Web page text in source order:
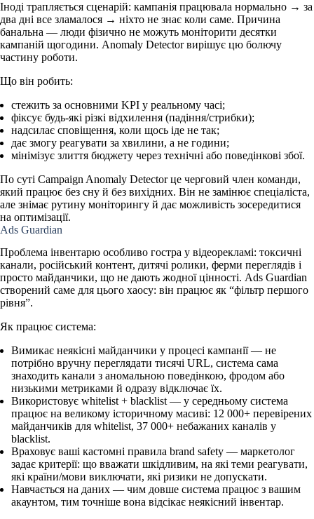
Іноді трапляється сценарій: кампанія працювала нормально → за
два дні все зламалося → ніхто не знає коли саме. Причина
банальна — люди фізично не можуть моніторити десятки
кампаній щогодини. Anomaly Detector вирішує цю болючу
частину роботи.
Що він робить:
стежить за основними KPI у реальному часі;
фіксує будь-які різкі відхилення (падіння/стрибки);
надсилає сповіщення, коли щось іде не так;
дає змогу реагувати за хвилини, а не години;
мінімізує злиття бюджету через технічні або поведінкові збої.
По суті Campaign Anomaly Detector це черговий член команди,
який працює без сну й без вихідних. Він не замінює спеціаліста,
але знімає рутину моніторингу й дає можливість зосередитися
на оптимізації.
Ads Guardian
Проблема інвентарю особливо гостра у відеорекламі: токсичні
канали, російський контент, дитячі ролики, ферми переглядів і
просто майданчики, що не дають жодної цінності. Ads Guardian
створений саме для цього хаосу: він працює як “фільтр першого
рівня”.
Як працює система:
Вимикає неякісні майданчики у процесі кампанії— не
потрібно вручну переглядати тисячі URL, система сама
знаходить канали з аномальною поведінкою, фродом або
низькими метриками й одразу відключає їх.
Використовує whitelist + blacklist — у середньому система
працює на великому історичному масиві: 12 000+ перевірених
майданчиків для whitelist, 37 000+ небажаних каналів у
blacklist.
Враховує ваші кастомні правила brand safety — маркетолог
задає критерії: що вважати шкідливим, на які теми реагувати,
які країни/мови виключати, які ризики не допускати.
Навчається на даних — чим довше система працює з вашим
акаунтом, тим точніше вона відсікає неякісний інвентар.